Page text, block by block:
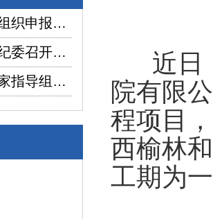
陕西地矿科协组织申报项目在2026年陕西省企业“三新三小”创新竞赛中喜获佳绩
陕西地矿集团纪委召开2026年上半年纪检监察工作座谈交流暨制度建设座谈会
自然资源部专家指导组深入陕西省镇坪县红阳萤石矿普查项目调研指导工作
近日
院有限
程项目
西榆林
工期为